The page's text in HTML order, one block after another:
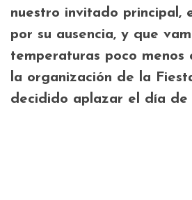
nuestro invitado principal,
por su ausencia, y que
temperaturas poco menos
la organización de la
decidido aplazar el día de